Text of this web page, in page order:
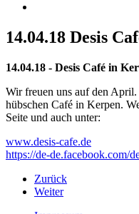
14.04.18 Desis
14.04.18 - Desis Café in
Wir freuen uns auf den
hübschen Café in Kerpen.
Seite und auch unter:
www.desis-cafe.de
https://de-de.facebook.com/
Zurück
Weiter